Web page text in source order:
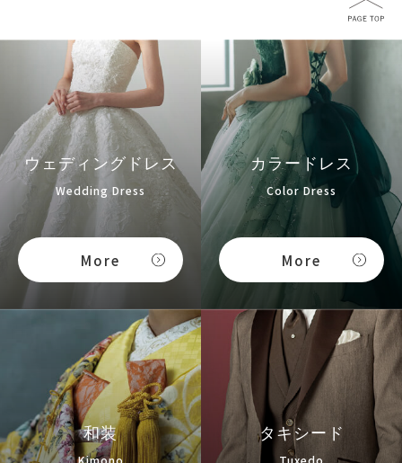
ウェディングドレス
Wedding Dress
More
カラードレス
Color Dress
More
和装 タキシード